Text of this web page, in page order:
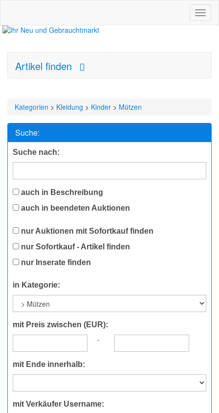
Artikel finden
Kategorien > Kleidung > Kinder > Mützen
Suche:
Suche nach:
auch in Beschreibung
auch in beendeten Auktionen
nur Auktionen mit Sofortkauf finden
nur Sofortkauf - Artikel finden
nur Inserate finden
in Kategorie:
mit Preis zwischen (EUR):
-
mit Ende innerhalb:
mit Verkäufer Username: